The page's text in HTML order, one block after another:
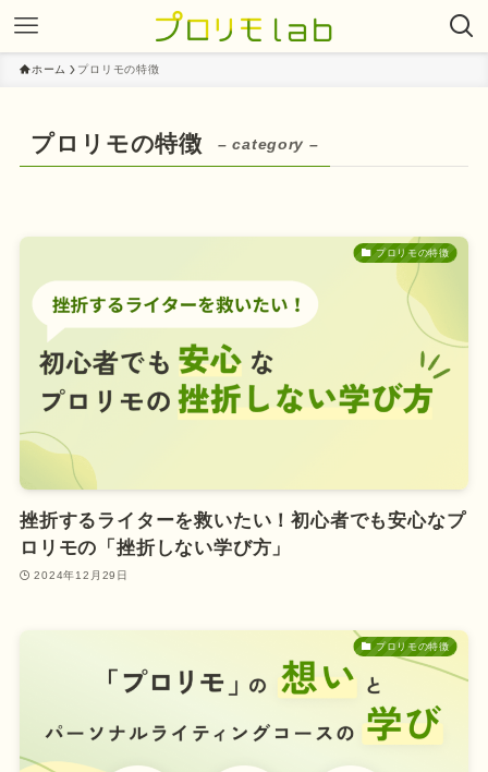
ホーム プロリモの特徴
プロリモの特徴 – category –
プロリモの特徴
挫折するライターを救いたい！初心者でも安心なプ
ロリモの「挫折しない学び方」
2024年12月29日
プロリモの特徴